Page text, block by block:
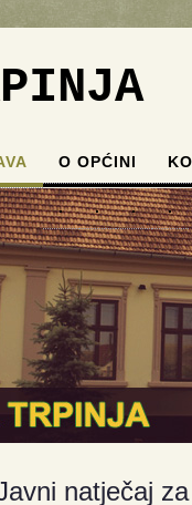
O OPĆINI
. . . .
natječaj